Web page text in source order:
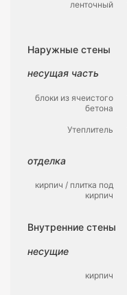
ленточный
Наружные стены
несущая часть
блоки из ячеистого
бетона
Утеплитель
отделка
кирпич / плитка под
кирпич
Внутренние стены
несущие
кирпич